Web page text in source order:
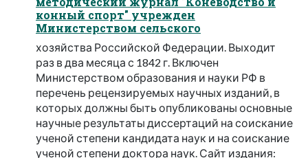
конный спорт" учрежден
Министерством сельского
хозяйства Российской Федерации. Выходит
раз в два месяца с 1842 г. Включен
Министерством образования и науки РФ в
перечень рецензируемых научных изданий, в
которых должны быть опубликованы основные
научные результаты диссертаций на соискание
ученой степени кандидата наук и на соискание
ученой степени доктора наук. Сайт издания: